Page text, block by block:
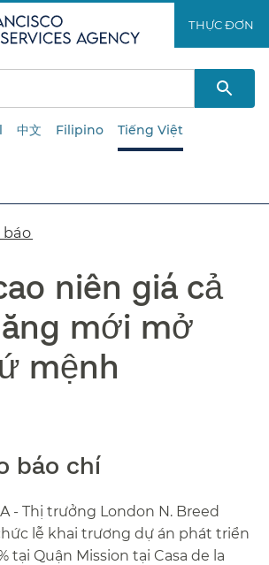
đến
nội
dung
THỰC ĐƠN​​
中文 Filipino Tiếng Việt
báo​​
niên giá cả
mới mở
mệnh​​
báo chí​​
- Thị trưởng London N. Breed
lễ khai trương dự án phát triển
tại Quận Mission tại Casa de la